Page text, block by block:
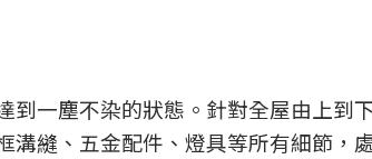
到一塵不染的狀態。針對全屋由上到
溝縫、五金配件、燈具等所有細節，